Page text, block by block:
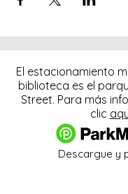
El estacionamiento
biblioteca es el
Street. Para más
clic
Descargue y